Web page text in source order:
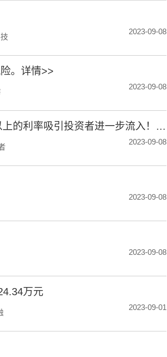
2023-09-08
。详情>>
2023-09-08
美国货币市场基金资产规模连续第二周创历史新高 5%以上的利率吸引投资者进一步流入！根据美国投资公司协会（Investment Company Institute）的数据，截至9月6日当周，约420亿美元流入美国货币市场基金
2023-09-08
2023-09-08
2023-09-08
万元
2023-09-01